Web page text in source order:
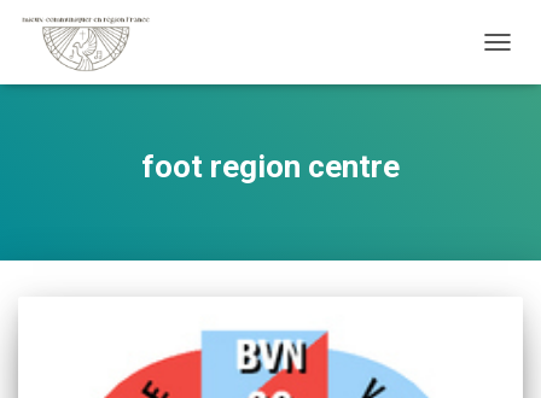
foot region centre